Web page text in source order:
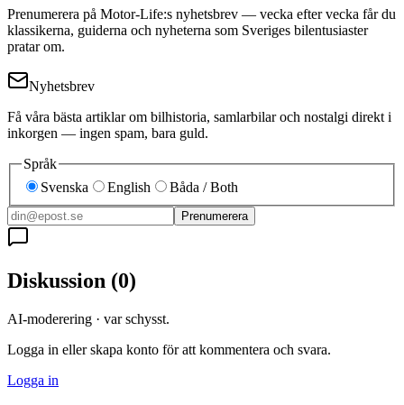
Prenumerera på Motor-Life:s nyhetsbrev — vecka efter vecka får du
klassikerna, guiderna och nyheterna som Sveriges bilentusiaster
pratar om.
Nyhetsbrev
Få våra bästa artiklar om bilhistoria, samlarbilar och nostalgi direkt i
inkorgen — ingen spam, bara guld.
Språk
Svenska
English Båda / Both
Prenumerera
Diskussion (0)
AI-moderering · var schysst.
Logga in eller skapa konto för att kommentera och svara.
Logga in